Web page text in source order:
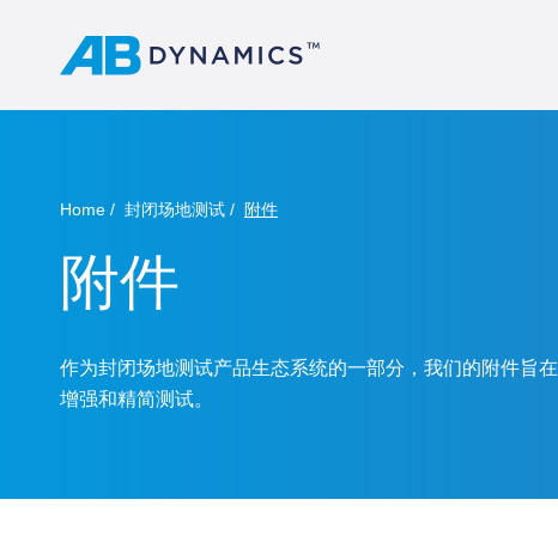
Home 封闭场地测试 附件
附件
作为封闭场地测试产品生态系统的一部分，我们的附件旨在
增强和精简测试。